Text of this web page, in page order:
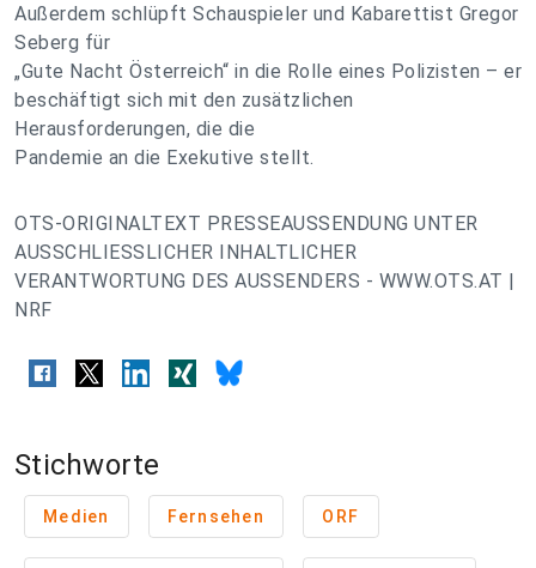
Außerdem schlüpft Schauspieler und Kabarettist Gregor
Seberg für
„Gute Nacht Österreich“ in die Rolle eines Polizisten – er
beschäftigt sich mit den zusätzlichen
Herausforderungen, die die
Pandemie an die Exekutive stellt.
OTS-ORIGINALTEXT PRESSEAUSSENDUNG UNTER
AUSSCHLIESSLICHER INHALTLICHER
VERANTWORTUNG DES AUSSENDERS - WWW.OTS.AT |
NRF
Stichworte
Medien Fernsehen ORF